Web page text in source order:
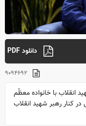
دانلود PDF
۹۰۹۴۶۹۲
انقلاب با خانواده معظّم
کنار رهبر شهید انقلاب